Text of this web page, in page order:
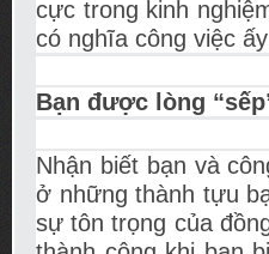
cực trong kinh
có nghĩa công việc
Bạn được lòng
Nhận biết bạn và
ở những thành tựu
sự tôn trọng của